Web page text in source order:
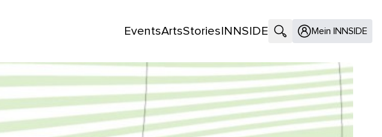
EventsArtsStories INNSIDE Suche öffnenMein INNSIDE